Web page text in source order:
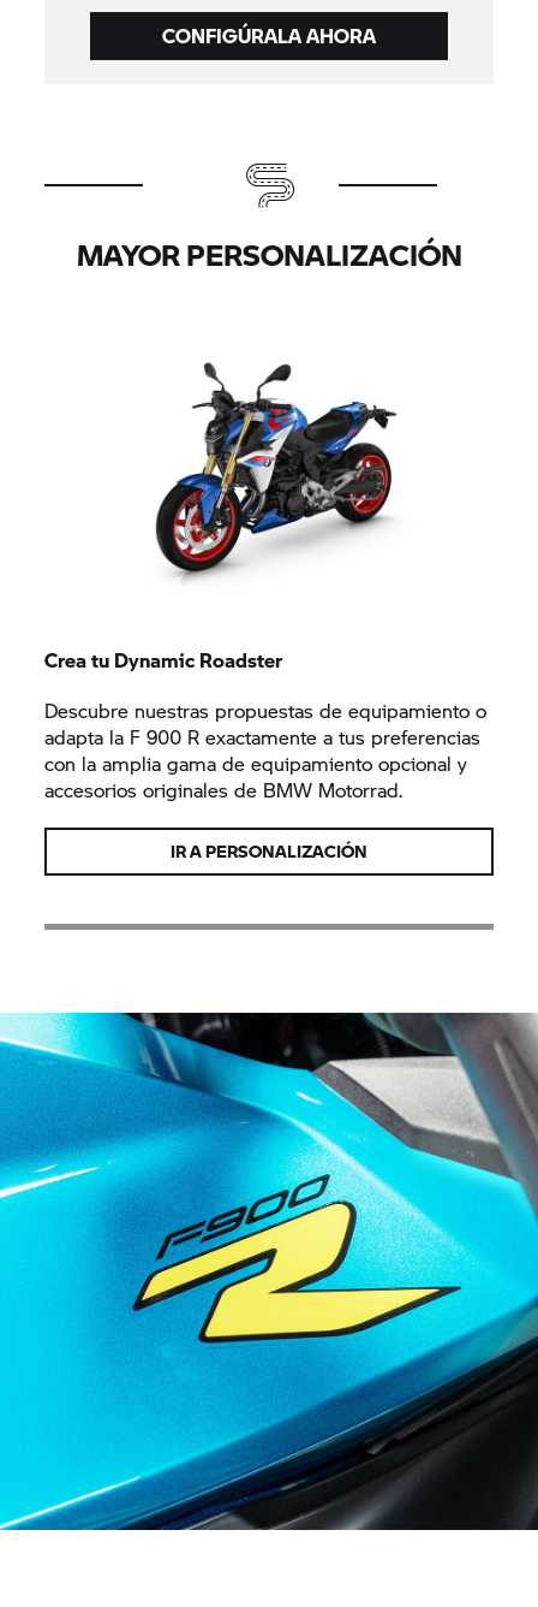
CONFIGÚRALA AHORA
MAYOR PERSONALIZACIÓN
Crea tu Dynamic Roadster
Descubre nuestras propuestas de equipamiento o
adapta la F 900 R exactamente a tus preferencias
con la amplia gama de equipamiento opcional y
accesorios originales de BMW Motorrad.
IR A PERSONALIZACIÓN